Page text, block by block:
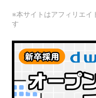
※本サイトはアフィリエイ
す